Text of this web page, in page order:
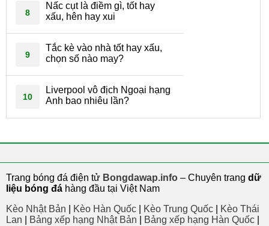
8
Nấc cụt là điềm gì, tốt hay
xấu, hên hay xui
9
Tắc kè vào nhà tốt hay xấu,
chọn số nào may?
10
Liverpool vô địch Ngoại hạng
Anh bao nhiêu lần?
Trang bóng đá điện tử Bongdawap.info – Chuyên trang dữ
liệu bóng đá hàng đầu tại Việt Nam
Kèo Nhật Bản
Kèo Hàn Quốc Kèo Trung Quốc
Kèo Thái
Lan
Bảng xếp hạng Nhật Bản Bảng xếp hạng Hàn Quốc